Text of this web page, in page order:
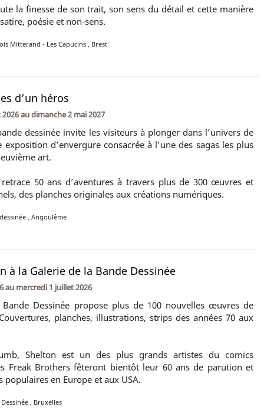
la finesse de son trait, son sens du détail et cette manière
poésie et non-sens.
Mitterand - Les Capucins , Brest
d’un héros
audimanche 2 mai 2027
dessinée invite les visiteurs à plonger dans l’univers de
exposition d’envergure consacrée à l’une des sagas les plus
art.
50 ans d’aventures à travers plus de 300 œuvres et
des planches originales aux créations numériques.
, Angoulême
à la Galerie de la Bande Dessinée
au mercredi 1 juillet 2026
Dessinée propose plus de 100 nouvelles œuvres de
planches, illustrations, strips des années 70 aux
Shelton est un des plus grands artistes du comics
Freak Brothers fêteront bientôt leur 60 ans de parution et
en Europe et aux USA.
, Bruxelles